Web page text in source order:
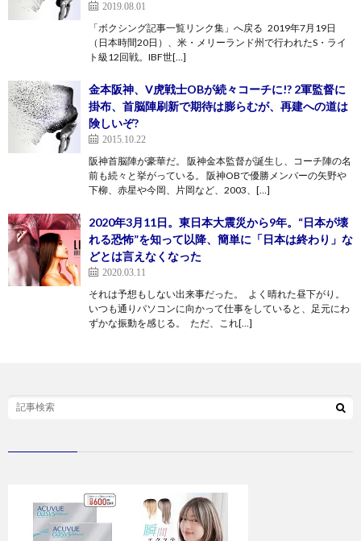
2019.08.01
「ボクシング記事一覧リンク集」へ戻る 2019年7月19日
（日本時間20日）、米・メリーランド州で行われたS・ライ
ト級12回戦。IBF世[…]
金本阪神、V虎戦士OBが続々コーチに!? 2軍監督に
掛布、首脳陣刷新で期待は膨らむが、再建への道は
険しいぞ?
2015.10.22
阪神首脳陣が豪華だ。 阪神金本監督が誕生し、コーチ陣の名
前も続々と挙がっている。 阪神OBで優勝メンバーの矢野や
下柳、赤星や今岡、片岡など、2003、[…]
2020年3月11日。東日本大震災から9年。“日本が壊
れる恐怖”を知って以降、簡単に「日本は終わり」な
どとは言えなくなった
2020.03.11
それは予想もしない出来事だった。 よく晴れた昼下がり。
いつも通りパソコンに向かって仕事をしていると、足元にわ
ずかな振動を感じる。 ただ、これ[…]